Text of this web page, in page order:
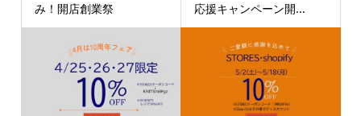
み！開店創業祭
応援キャンペーン開...